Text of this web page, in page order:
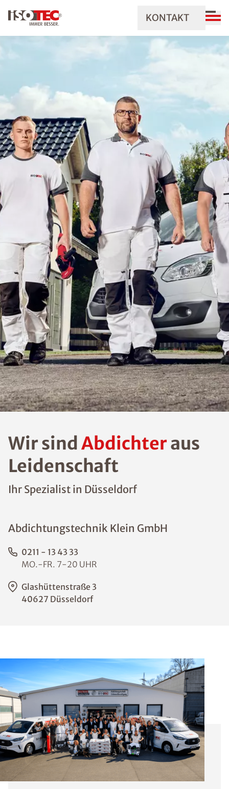
KONTAKT
Wir sind Abdichteraus
Leidenschaft
Ihr Spezialist in Düsseldorf
Abdichtungstechnik Klein GmbH
0211 - 13 43 33
MO.-FR. 7-20 UHR
Glashüttenstraße 3
40627 Düsseldorf